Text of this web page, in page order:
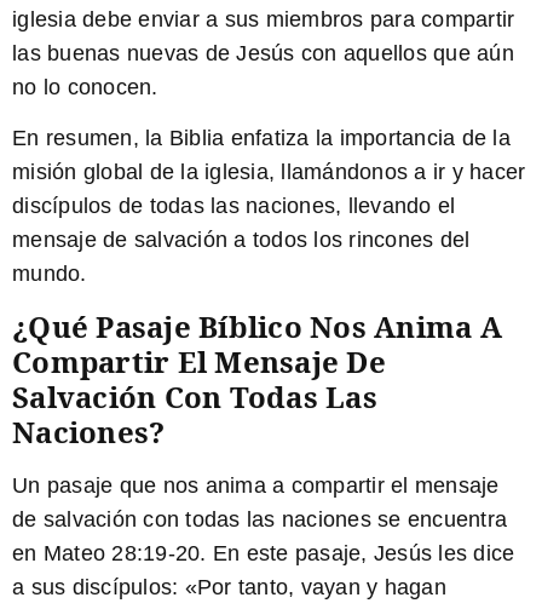
iglesia debe enviar a sus miembros para compartir
las buenas nuevas de Jesús con aquellos que aún
no lo conocen.
En resumen, la Biblia enfatiza la importancia de la
misión global de la iglesia, llamándonos a ir y hacer
discípulos de todas las naciones, llevando el
mensaje de salvación a todos los rincones del
mundo.
¿Qué Pasaje Bíblico Nos Anima A
Compartir El Mensaje De
Salvación Con Todas Las
Naciones?
Un pasaje que nos anima a compartir el mensaje
de salvación con todas las naciones se encuentra
en Mateo 28:19-20. En este pasaje, Jesús les dice
a sus discípulos: «Por tanto, vayan y hagan